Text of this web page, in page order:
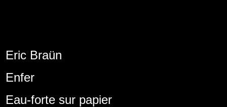
Eric Braün
Enfer
Eau-forte sur papier